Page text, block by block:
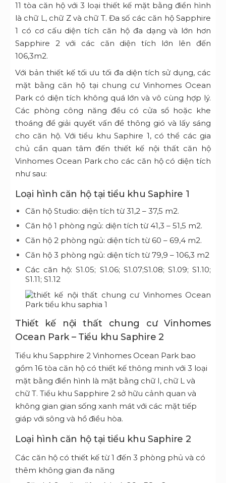
11 tòa căn hộ với 3 loại thiết kế mặt bằng điển hình
là chữ L, chữ Z và chữ T. Đa số các căn hộ Sapphire
1 có cơ cấu diện tích căn hộ đa dạng và lớn hơn
Sapphire 2 với các căn diện tích lớn lên đến
106,3m2.
Với bản thiết kế tối ưu tối đa diện tích sử dụng, các
mặt bằng căn hộ tại chung cư Vinhomes Ocean
Park có diện tích không quá lớn và vô cùng hợp lý.
Các phòng công năng đều có cửa sổ hoặc khe
thoáng để giải quyết vấn đề thông gió và lấy sáng
cho căn hộ. Với tiểu khu Saphire 1, có thể các gia
chủ cần quan tâm đến thiết kế nội thất căn hộ
Vinhomes Ocean Park cho các căn hộ có diện tích
như sau:
Loại hình căn hộ tại tiểu khu Saphire 1
Căn hộ Studio: diện tích từ 31,2 – 37,5 m2.
Căn hộ 1 phòng ngủ: diện tích từ 41,3 – 51,5 m2.
Căn hộ 2 phòng ngủ: diện tích từ 60 – 69,4 m2.
Căn hộ 3 phòng ngủ: diện tích từ 79,9 – 106,3 m2
Các căn hộ: S1.05; S1.06; S1.07;S1.08; S1.09; S1.10;
S1.11; S1.12
Thiết kế nội thất chung cư Vinhomes
Ocean Park – Tiểu khu Saphire 2
Tiểu khu Sapphire 2 Vinhomes Ocean Park bao
gồm 16 tòa căn hộ có thiết kế thông minh với 3 loại
mặt bằng điển hình là mặt bằng chữ I, chữ L và
chữ T. Tiểu khu Sapphire 2 sở hữu cảnh quan và
không gian gian sống xanh mát với các mặt tiếp
giáp với sông và hồ điều hòa.
Loại hình căn hộ tại tiểu khu Saphire 2
Các căn hộ có thiết kế từ 1 đến 3 phòng phủ và có
thêm không gian đa năng